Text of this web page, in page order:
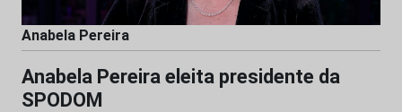
Anabela Pereira
Anabela Pereira eleita presidente da
SPODOM